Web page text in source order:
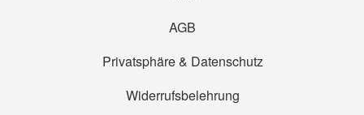
AGB
Privatsphäre & Datenschutz
Widerrufsbelehrung